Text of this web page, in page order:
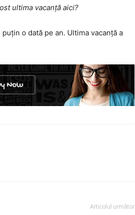
ultima vacanță aici?
o dată pe an. Ultima vacanță a
Articolul următor